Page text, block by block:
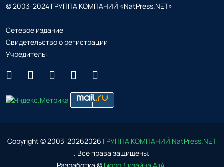
© 2003-2024 ГРУППА КОМПАНИЙ «NatPress.NET»
Сетевое издание
Свидетельство о регистрации
Учредитель:
Copyright © 2003-20262026 ГРУППА КОМПАНИЙ NatPress.NET
. Все права защищены.
Разработка © Бюро Дизайна AiiA